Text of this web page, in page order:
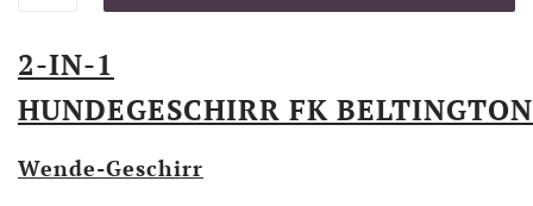
2-IN-1
HUNDEGESCHIRR FK BELTINGTON
Wende-Geschirr